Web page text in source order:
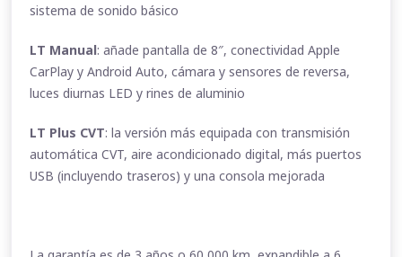
sistema de sonido básico
LT Manual: añade pantalla de 8″, conectividad Apple
CarPlay y Android Auto, cámara y sensores de reversa,
luces diurnas LED y rines de aluminio
LT Plus CVT: la versión más equipada con transmisión
automática CVT, aire acondicionado digital, más puertos
USB (incluyendo traseros) y una consola mejorada